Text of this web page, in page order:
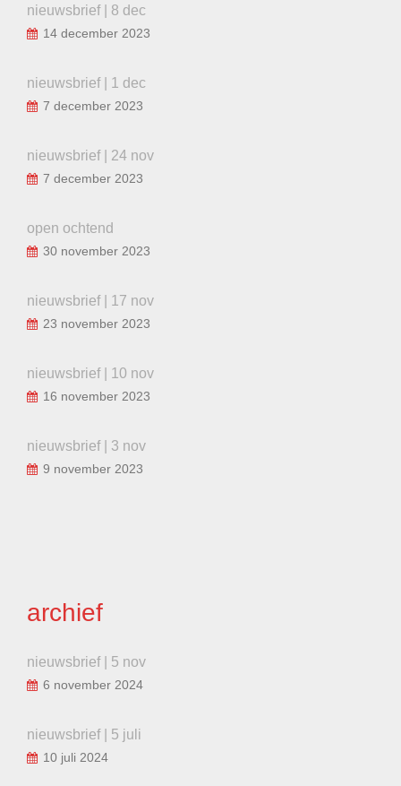
nieuwsbrief | 8 dec
14 december 2023
nieuwsbrief | 1 dec
7 december 2023
nieuwsbrief | 24 nov
7 december 2023
open ochtend
30 november 2023
nieuwsbrief | 17 nov
23 november 2023
nieuwsbrief | 10 nov
16 november 2023
nieuwsbrief | 3 nov
9 november 2023
archief
nieuwsbrief | 5 nov
6 november 2024
nieuwsbrief | 5 juli
10 juli 2024